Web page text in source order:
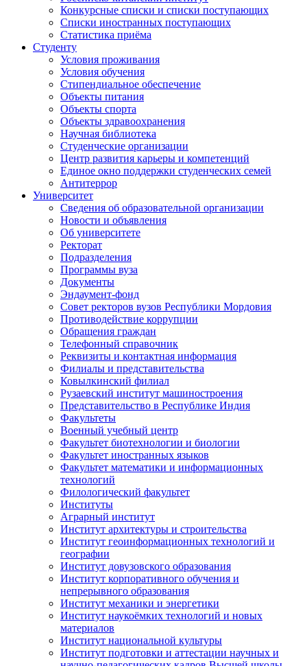
Конкурсные списки и списки поступающих
Списки иностранных поступающих
Статистика приёма
Студенту
Условия проживания
Условия обучения
Стипендиальное обеспечение
Объекты питания
Объекты спорта
Объекты здравоохранения
Научная библиотека
Студенческие организации
Центр развития карьеры и компетенций
Единое окно поддержки студенческих семей
Антитеррор
Университет
Сведения об образовательной организации
Новости и объявления
Об университете
Ректорат
Подразделения
Программы вуза
Документы
Эндаумент-фонд
Совет ректоров вузов Республики Мордовия
Противодействие коррупции
Обращения граждан
Телефонный справочник
Реквизиты и контактная информация
Филиалы и представительства
Ковылкинский филиал
Рузаевский институт машиностроения
Представительство в Республике Индия
Факультеты
Военный учебный центр
Факультет биотехнологии и биологии
Факультет иностранных языков
Факультет математики и информационных
технологий
Филологический факультет
Институты
Аграрный институт
Институт архитектуры и строительства
Институт геоинформационных технологий и
географии
Институт довузовского образования
Институт корпоративного обучения и
непрерывного образования
Институт механики и энергетики
Институт наукоёмких технологий и новых
материалов
Институт национальной культуры
Институт подготовки и аттестации научных и